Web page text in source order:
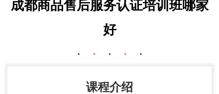
成都商品售后服务认证培训班哪家
好
课程介绍